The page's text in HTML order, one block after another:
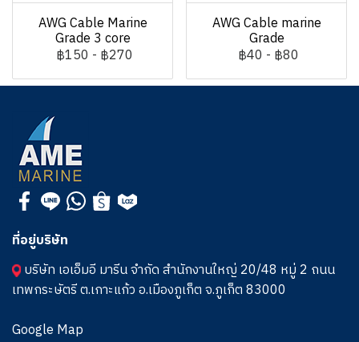
AWG Cable Marine
Grade 3 core
฿150 - ฿270
AWG Cable marine
Grade
฿40 - ฿80
ที่อยู่บริษัท
บริษัท เอเอ็มอี มารีน จำกัด สำนักงานใหญ่ 20/48 หมู่ 2 ถนน
เทพกระษัตรี ต.เกาะแก้ว อ.เมืองภูเก็ต จ.ภูเก็ต 83000
Google Map